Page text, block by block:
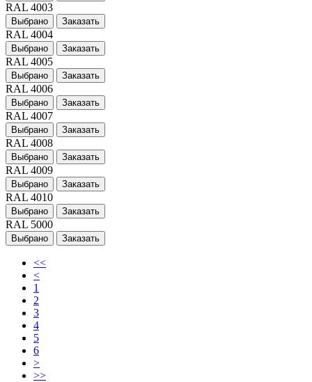
RAL 4003
Выбрано Заказать
RAL 4004
Выбрано Заказать
RAL 4005
Выбрано Заказать
RAL 4006
Выбрано Заказать
RAL 4007
Выбрано Заказать
RAL 4008
Выбрано Заказать
RAL 4009
Выбрано Заказать
RAL 4010
Выбрано Заказать
RAL 5000
Выбрано Заказать
<<
<
1
2
3
4
5
6
>
>>